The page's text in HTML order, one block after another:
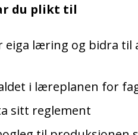
du plikt til
eiga læring og bidra
i læreplanen for
sitt reglement